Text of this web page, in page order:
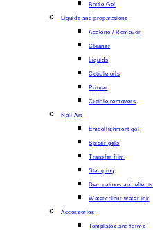
Bottle Gel
Liquids and preparations
Acetone / Remover
Cleaner
Liquids
Cuticle oils
Primer
Cuticle removers
Nail Art
Embellishment gel
Spider gels
Transfer film
Stamping
Decorations and effects
Watercolour water ink
Accessories
Templates and forms